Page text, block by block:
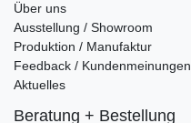
Über uns
Ausstellung / Showroom
Produktion / Manufaktur
Feedback / Kundenmeinungen
Aktuelles
Beratung + Bestellung